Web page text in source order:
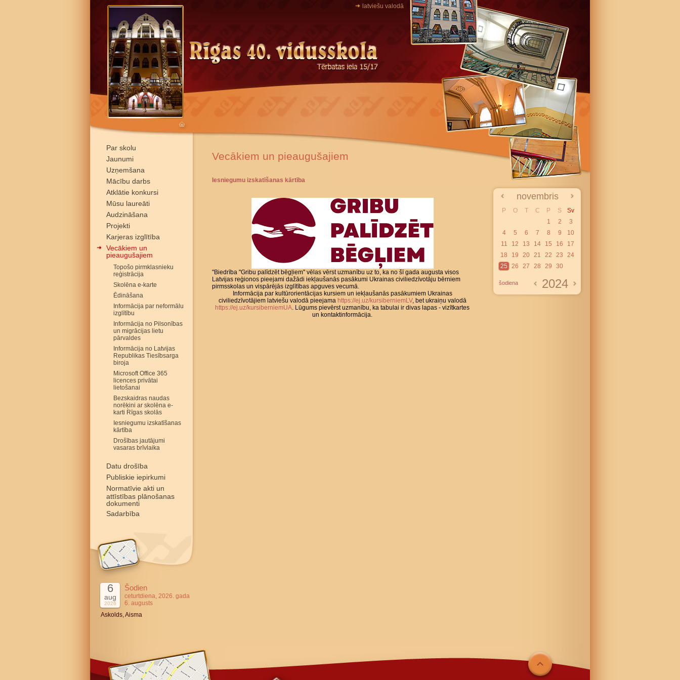
latviešu valodā
Par skolu
Jaunumi
Uzņemšana
Mācību darbs
Atklātie konkursi
Mūsu laureāti
Audzināšana
Projekti
Karjeras izglītība
Vecākiem un
pieaugušajiem
Topošo pirmklasnieku
reģistrācija
Skolēna e-karte
Ēdināšana
Informācija par neformālu
izglītību
Informācija no Pilsonības
un migrācijas lietu
pārvaldes
Informācija no Latvijas
Republikas Tiesībsarga
biroja
Microsoft Office 365
licences privātai
lietošanai
Bezskaidras naudas
norēķini ar skolēna e-
karti Rīgas skolās
Iesniegumu izskatīšanas
kārtība
Drošības jautājumi
vasaras brīvlaika
Datu drošība
Publiskie iepirkumi
Normatīvie akti un
attīstības plānošanas
dokumenti
Sadarbība
6
aug
2026
Šodien
ceturtdiena, 2026. gada
6. augusts
Askolds, Aisma
Vecākiem un pieaugušajiem
Iesniegumu izskatīšanas kārtība
"Biedrība "Gribu palīdzēt bēgļiem" vēlas vērst uzmanību uz to, ka no šī gada augusta visos
Latvijas reģionos pieejami dažādi iekļaušanās pasākumi Ukrainas civiliedzīvotāju bērniem
pirmsskolas un vispārējās izglītības apguves vecumā.
Informācija par kultūrorientācijas kursiem un iekļaušanās pasākumiem Ukrainas
civiliedzīvotājiem latviešu valodā pieejama https://ej.uz/kursiberniemLV, bet ukraiņu valodā
https://ej.uz/kursiberniemUA. Lūgums pievērst uzmanību, ka tabulai ir divas lapas - vizītkartes
un kontaktinformācija.
novembris
P O T C P S
Sv
1
2
3
4
5 6 7 8 9
10
11
12 13 14 15 16
17
18
19 20 21 22 23
24
25
26 27 28 29 30
šodiena 2024